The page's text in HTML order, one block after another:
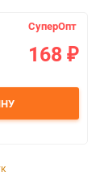
СуперОпт
168 ₽